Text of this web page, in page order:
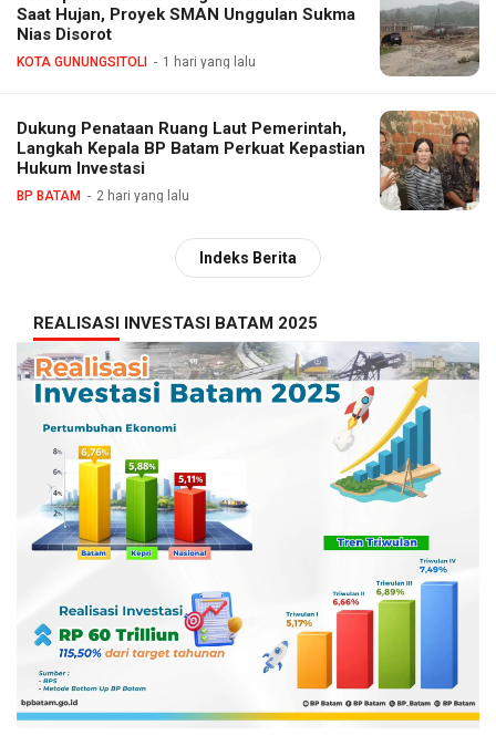
Saat Hujan, Proyek SMAN Unggulan Sukma
Nias Disorot
KOTA GUNUNGSITOLI 1 hari yang lalu
Dukung Penataan Ruang Laut Pemerintah,
Langkah Kepala BP Batam Perkuat Kepastian
Hukum Investasi
BP BATAM 2 hari yang lalu
Indeks Berita
REALISASI INVESTASI BATAM 2025